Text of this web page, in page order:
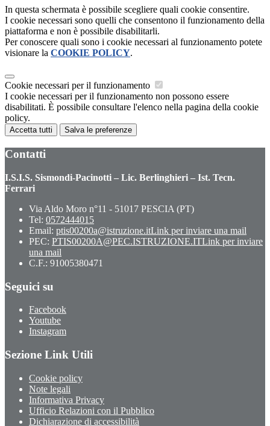
In questa schermata è possibile scegliere quali cookie consentire.
I cookie necessari sono quelli che consentono il funzionamento della
piattaforma e non è possibile disabilitarli.
Per conoscere quali sono i cookie necessari al funzionamento potete
visionare la COOKIE POLICY.
Cookie necessari per il funzionamento
I cookie necessari per il funzionamento non possono essere
disabilitati. È possibile consultare l'elenco nella pagina della cookie
policy.
Accetta tutti Salva le preferenze
Contatti
I.S.I.S. Sismondi-Pacinotti – Lic. Berlinghieri – Ist. Tecn.
Ferrari
Via Aldo Moro n°11 - 51017 PESCIA (PT)
Tel: 0572444015
Email: ptis00200a@istruzione.itLink per inviare una mail
PEC: PTIS00200A@PEC.ISTRUZIONE.ITLink per inviare
una mail
C.F.: 91005380471
Seguici su
Facebook
Youtube
Instagram
Sezione Link Utili
Cookie policy
Note legali
Informativa Privacy
Ufficio Relazioni con il Pubblico
Dichiarazione di accessibilità